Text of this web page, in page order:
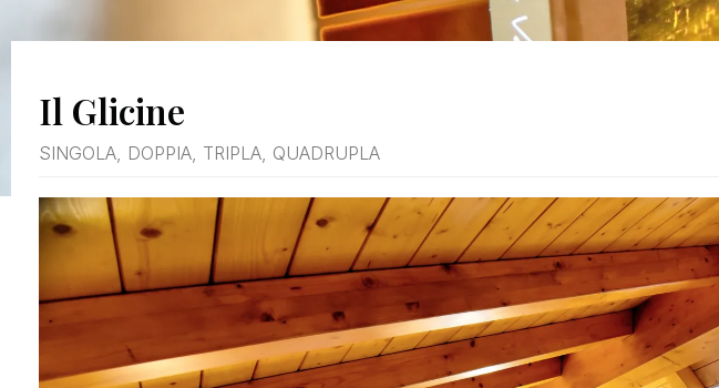
Il Glicine
SINGOLA, DOPPIA, TRIPLA, QUADRUPLA